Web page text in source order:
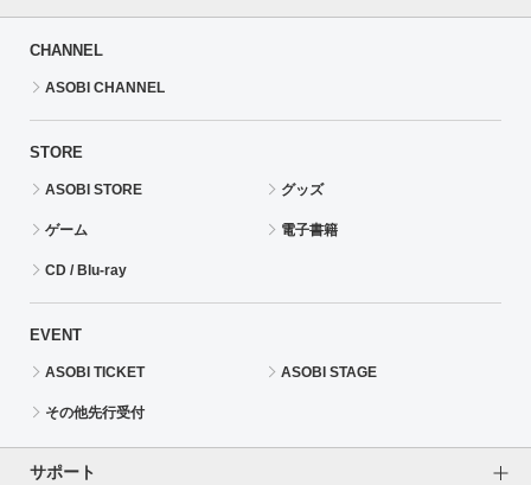
CHANNEL
ASOBI CHANNEL
STORE
ASOBI STORE グッズ
ゲーム 電子書籍
CD / Blu-ray
EVENT
ASOBI TICKET ASOBI STAGE
その他先行受付
サポート